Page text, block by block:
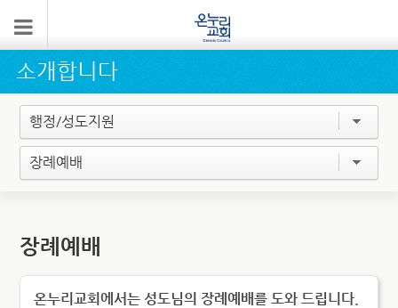
소개합니다
행정/성도지원
장례예배
장례예배
온누리교회에서는 성도님의 장례예배를 도와 드립니다.